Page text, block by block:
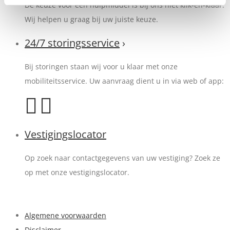
De keuze voor een hulpmiddel is bij ons niet klik-en-klaar.
Wij helpen u graag bij uw juiste keuze.
24/7 storingsservice ›
Bij storingen staan wij voor u klaar met onze
mobiliteitsservice. Uw aanvraag dient u in via web of app:
Vestigingslocator
Op zoek naar contactgegevens van uw vestiging? Zoek ze
op met onze vestigingslocator.
Algemene voorwaarden